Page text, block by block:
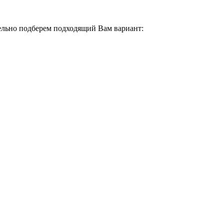
подберем подходящий Вам вариант: